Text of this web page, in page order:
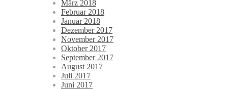
März 2018
Februar 2018
Januar 2018
Dezember 2017
November 2017
Oktober 2017
September 2017
August 2017
Juli 2017
Juni 2017